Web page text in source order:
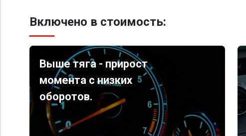
Включено в стоимость:
Выше тяга - прирост
момента с низких
оборотов.